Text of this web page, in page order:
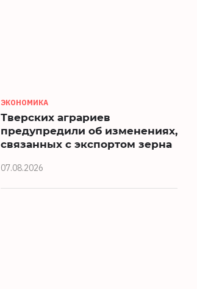
ЭКОНОМИКА
Тверских аграриев
предупредили об изменениях,
связанных с экспортом зерна
07.08.2026